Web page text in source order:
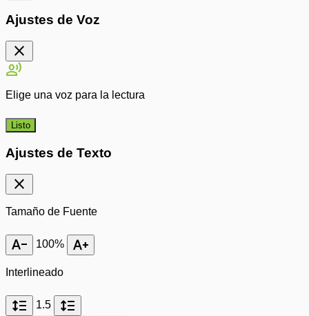
Ajustes de Voz
close
record_voice_over
Elige una voz para la lectura
Listo
Ajustes de Texto
close
Tamaño de Fuente
text_decrease 100% text_increase
Interlineado
format_line_spacing 1.5 format_line_spacing